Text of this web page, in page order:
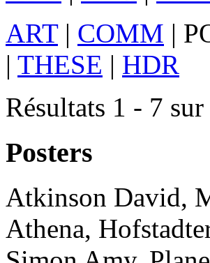
ART| COMM |
| THESE | HDR
Résultats 1 - 7
Posters
Atkinson David,
Athena,